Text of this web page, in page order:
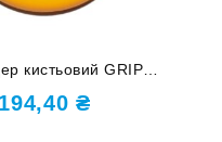
кистьовий GRIP
lb HQ-DD-30LB
194,40₴